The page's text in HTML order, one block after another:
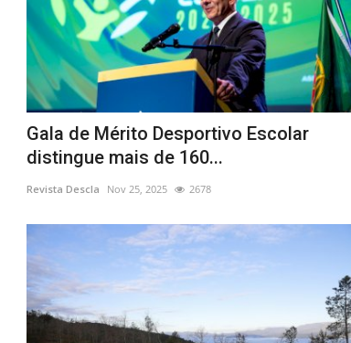
Gala de Mérito Desportivo Escolar
distingue mais de 160...
Revista Descla Nov 25, 2025 2678